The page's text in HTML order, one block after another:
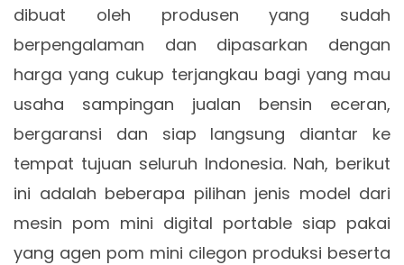
dibuat oleh produsen yang sudah
berpengalaman dan dipasarkan dengan
harga yang cukup terjangkau bagi yang mau
usaha sampingan jualan bensin eceran,
bergaransi dan siap langsung diantar ke
tempat tujuan seluruh Indonesia. Nah, berikut
ini adalah beberapa pilihan jenis model dari
mesin pom mini digital portable siap pakai
yang agen pom mini cilegon produksi beserta